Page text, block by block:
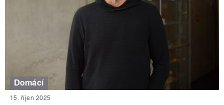
Domácí
15. říjen 2025